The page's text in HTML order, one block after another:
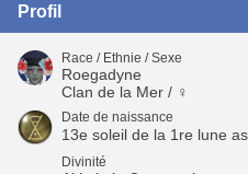
Profil
Race / Ethnie / Sexe
Roegadyne
Clan de la Mer / ♀
Date de naissance
13e soleil de la 1re lune
Divinité